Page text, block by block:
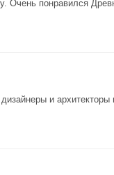
Очень понравился
и